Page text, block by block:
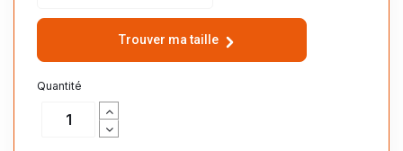
Trouver ma taille
Quantité